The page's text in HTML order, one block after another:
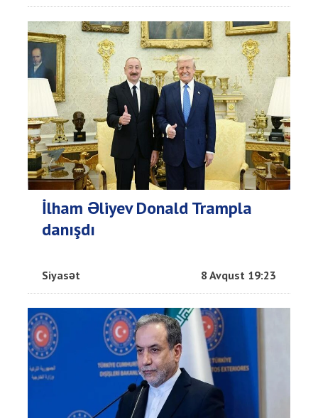
İlham Əliyev Donald Trampla
danışdı
Siyasət 8 Avqust 19:23